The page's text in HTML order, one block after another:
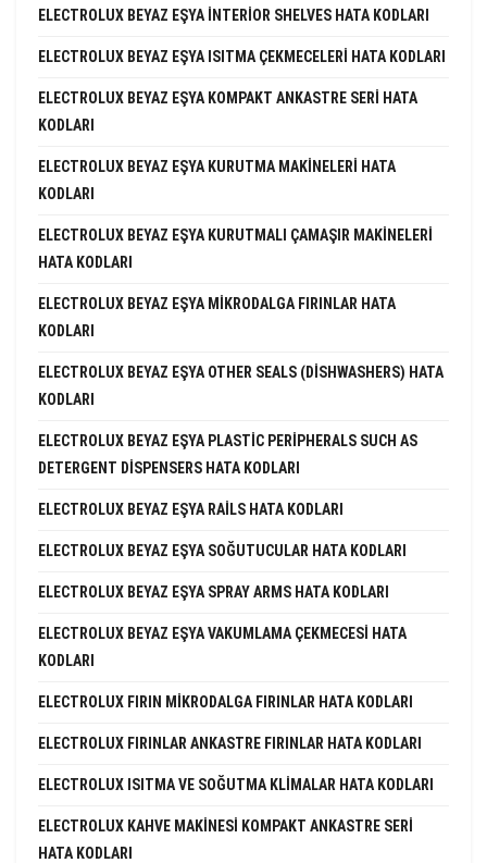
ELECTROLUX BEYAZ EŞYA INTERIOR SHELVES HATA KODLARI
ELECTROLUX BEYAZ EŞYA ISITMA ÇEKMECELERI HATA KODLARI
ELECTROLUX BEYAZ EŞYA KOMPAKT ANKASTRE SERI HATA
KODLARI
ELECTROLUX BEYAZ EŞYA KURUTMA MAKINELERI HATA
KODLARI
ELECTROLUX BEYAZ EŞYA KURUTMALI ÇAMAŞIR MAKINELERI
HATA KODLARI
ELECTROLUX BEYAZ EŞYA MIKRODALGA FIRINLAR HATA
KODLARI
ELECTROLUX BEYAZ EŞYA OTHER SEALS (DISHWASHERS) HATA
KODLARI
ELECTROLUX BEYAZ EŞYA PLASTIC PERIPHERALS SUCH AS
DETERGENT DISPENSERS HATA KODLARI
ELECTROLUX BEYAZ EŞYA RAILS HATA KODLARI
ELECTROLUX BEYAZ EŞYA SOĞUTUCULAR HATA KODLARI
ELECTROLUX BEYAZ EŞYA SPRAY ARMS HATA KODLARI
ELECTROLUX BEYAZ EŞYA VAKUMLAMA ÇEKMECESI HATA
KODLARI
ELECTROLUX FIRIN MIKRODALGA FIRINLAR HATA KODLARI
ELECTROLUX FIRINLAR ANKASTRE FIRINLAR HATA KODLARI
ELECTROLUX ISITMA VE SOĞUTMA KLIMALAR HATA KODLARI
ELECTROLUX KAHVE MAKINESI KOMPAKT ANKASTRE SERI
HATA KODLARI